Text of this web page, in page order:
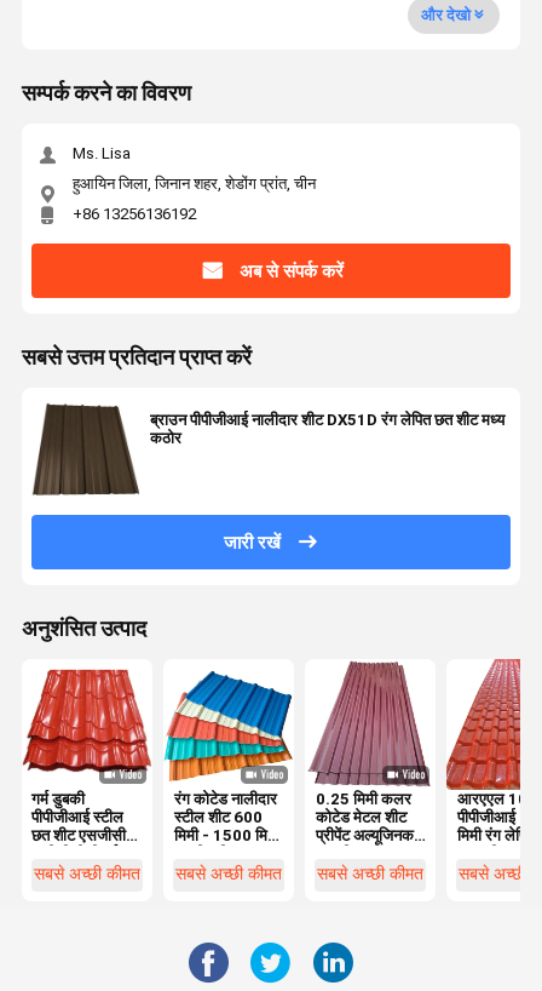
और देखो
सम्पर्क करने का विवरण
Ms. Lisa
हुआयिन जिला, जिनान शहर, शेडोंग प्रांत, चीन
+86 13256136192
अब से संपर्क करें
सबसे उत्तम प्रतिदान प्राप्त करें
ब्राउन पीपीजीआई नालीदार शीट DX51D रंग लेपित छत शीट मध्य
कठोर
जारी रखें
अनुशंसित उत्पाद
गर्म डुबकी
पीपीजीआई स्टील
छत शीट एसजीसीसी
चित्रित धातु छत
सबसे अच्छी कीमत
रंग कोटेड नालीदार
स्टील शीट 600
मिमी - 1500 मिमी
शीट
सबसे अच्छी कीमत
0.25 मिमी कलर
कोटेड मेटल शीट
प्रीपेंट अल्यूजिनक
सबसे अच्छी कीमत
आरएएल
पीपीजीआई
मिमी रंग लेपित
सबसे अच्छी